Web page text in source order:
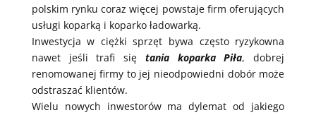
polskim rynku coraz więcej powstaje firm oferujących
usługi koparką i koparko ładowarką.
Inwestycja w ciężki sprzęt bywa często ryzykowna
nawet jeśli trafi się tania koparka Piła, dobrej
renomowanej firmy to jej nieodpowiedni dobór może
odstraszać klientów.
Wielu nowych inwestorów ma dylemat od jakiego